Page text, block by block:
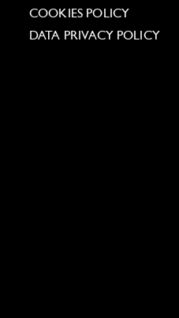
COOKIES POLICY
DATA PRIVACY POLICY